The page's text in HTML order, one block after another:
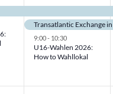
Transatlantic Exchange
9:00- 10:30
U16-Wahlen 2026:
How to Wahllokal